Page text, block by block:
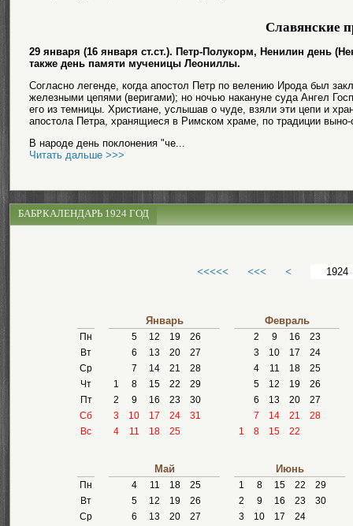
Славянские
29 января (16 января ст.ст.). Петр-Полукорм, Ненилин день
также день памяти мученицы Леониллы.
Согласно легенде, когда апостол Петр по велению Ирода был
железными цепями (веригами); но ночью накануне суда Ангел
его из темницы. Христиане, услышав о чуде, взяли эти цепи и
апостола Петра, хранящиеся в Римском храме, по традиции выно-
В народе день поклонения "че...
Читать дальше >>>
БАБР.КАЛЕНДАРЬ 1924 ГОД
<<<<< <<< <
Пн
Вт
Ср
Чт
Пт
Сб
Вс
Январь
5 12 19
26
6
13 20
27
7
14 21
28
1
8 15 22
29
2
9 16 23
30
3
10 17 24
31
4
11 18 25
Февраль
2 9 16
23
3
10 17
24
4
11 18
25
5
12 19
26
6
13 20
27
7
14 21
28
1
8 15 22
Пн
Вт
Ср
Май
4 11 18
25
5
12 19
26
6
13 20
27
Июнь
1 8 15 22
29
2
9 16 23
30
3
10 17
24